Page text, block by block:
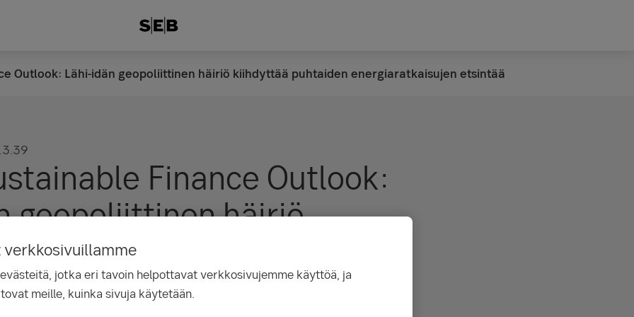
Outlook: Lähi-idän geopoliittinen häiriö kiihdyttää puhtaiden energiaratkaisujen etsintää
Finance Outlook:
geopoliittinen häiriö
puhtaiden
etsintää
verkkosivuillamme
jotka eri tavoin helpottavat verkkosivujemme käyttöä, ja
meille, kuinka sivuja käytetään.